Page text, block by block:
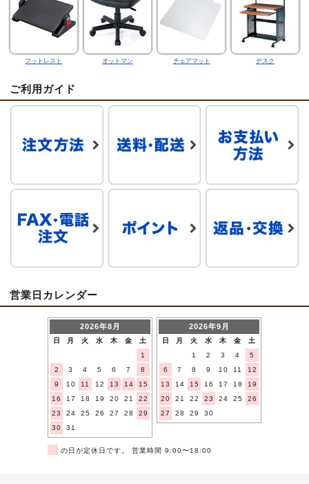
フットレスト オットマン チェアマット デスク
ご利用ガイド
営業日カレンダー
2026年8月
日 月 火 水 木 金
土
1
2
3 4 5 6 7
8
9
10 11 12 13 14
15
16
17 18 19 20 21
22
23
24 25 26 27 28
29
30
31
2026年9月
日 月 火 水 木 金
土
1
2 3 4
5
6
7 8 9 10 11
12
13
14 15 16 17 18
19
20
21 22 23 24 25
26
27
28 29 30
の日が定休日です。 営業時間 9:00〜18:00